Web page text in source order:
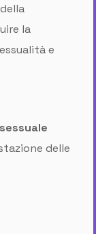
la
e
delle